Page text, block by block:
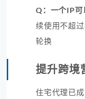
Q：一个IP可
续使用不超
轮换
提升跨境
住宅代理已